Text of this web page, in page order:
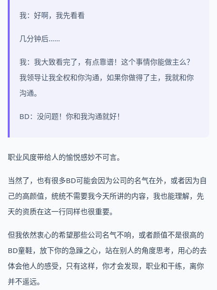
我：好啊，我先看看
几分钟后……
我：我大致看完了，有点靠谱！这个事情你能做主么？
我领导让我全权和你沟通，如果你做得了主，我就和你
沟通。
BD：没问题！你和我沟通就好！
职业风度带给人的愉悦感妙不可言。
当然了，也有很多BD可能会因为公司的名气在外，或者因为自
己的高颜值，统统不需要我今天所讲的内容，我也能理解，先
天的资质在这一行同样也很重要。
但我依然衷心的希望那些公司名气不响，或者颜值不是很高的
BD童鞋，放下你的急躁之心，站在别人的角度思考，用心的去
体会他人的感受，只有这样，你才会发现，职业和干练，离你
并不遥远。